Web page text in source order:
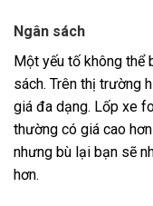
Ngân sách
Một yếu tố không thể
sách. Trên thị trường
giá đa dạng. Lốp xe
thường có giá cao
nhưng bù lại bạn sẽ
hơn.